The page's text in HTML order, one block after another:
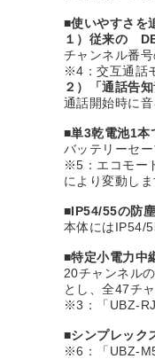
■使いやすさを
１）従来の
チャンネル番
※4：交互通話
２）「通話告
通話開始時に
■単3乾電池1
バッテリーセ
※5：エコモー
により変動しま
■IP54/55の防
本体にはIP54/
■特定小電力中
20チャンネル
とし、全47チ
※3：「UBZ-
■シンプレック
※6：「UBZ-